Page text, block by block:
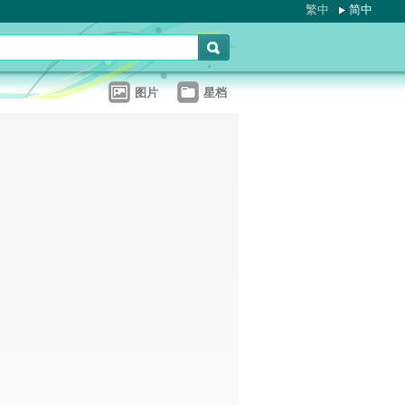
繁中 简中
图片 星档